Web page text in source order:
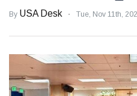
By USA Desk Tue, Nov 11th,